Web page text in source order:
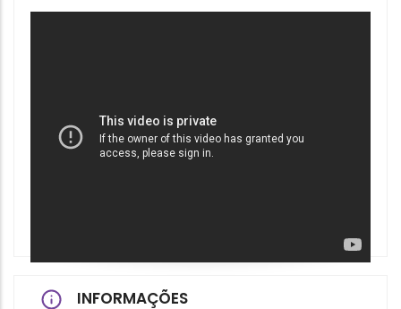
INFORMAÇÕES